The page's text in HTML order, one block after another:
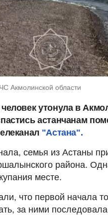
Акмолинской области
утонула в
астанчанам
"Астана".
семья из Астаны
района.
месте.
что первой начала
за ними